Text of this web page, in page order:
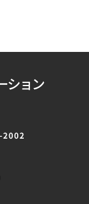
ション
2002